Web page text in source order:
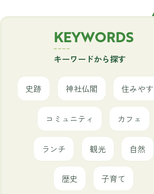
KEYWORDS
キーワードから探す
史跡 神社仏閣 住みや
コミュニティ カフェ
ランチ 観光 自然
歴史 子育て